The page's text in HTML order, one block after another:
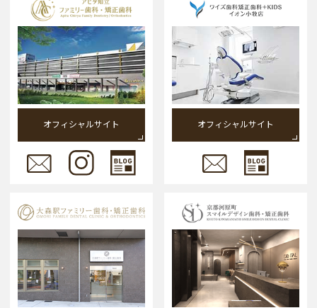
オフィシャルサイト オフィシャルサイト